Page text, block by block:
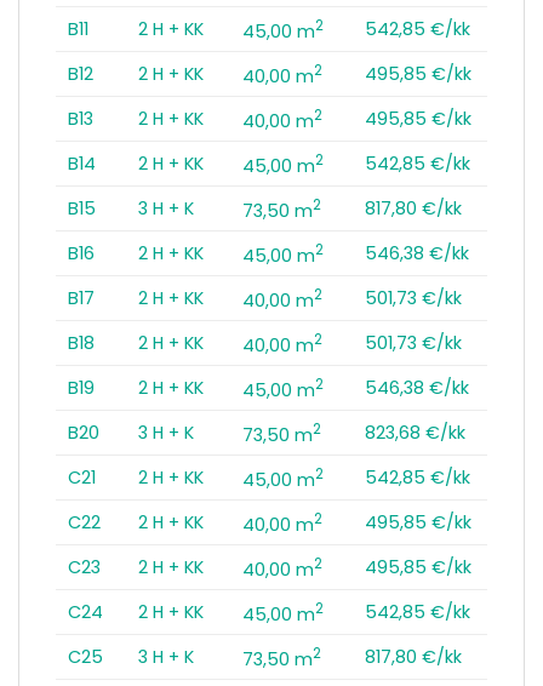
B11
2 H + KK 45,00 m2
542,85 €/kk
B12
2 H + KK 40,00 m2
495,85 €/kk
B13
2 H + KK 40,00 m2
495,85 €/kk
B14
2 H + KK 45,00 m2
542,85 €/kk
B15
3 H + K 73,50 m2
817,80 €/kk
B16
2 H + KK 45,00 m2
546,38 €/kk
B17
2 H + KK 40,00 m2
501,73 €/kk
B18
2 H + KK 40,00 m2
501,73 €/kk
B19
2 H + KK 45,00 m2
546,38 €/kk
B20
3 H + K 73,50 m2
823,68 €/kk
C21
2 H + KK 45,00 m2
542,85 €/kk
C22
2 H + KK 40,00 m2
495,85 €/kk
C23
2 H + KK 40,00 m2
495,85 €/kk
C24
2 H + KK 45,00 m2
542,85 €/kk
C25
3 H + K 73,50 m2
817,80 €/kk